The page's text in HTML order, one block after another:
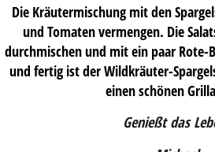
Die Kräutermischung mit den
und Tomaten vermengen. Die
durchmischen und mit ein paar Rote-
und fertig ist der Wildkräuter-
einen schönen
Genießt das